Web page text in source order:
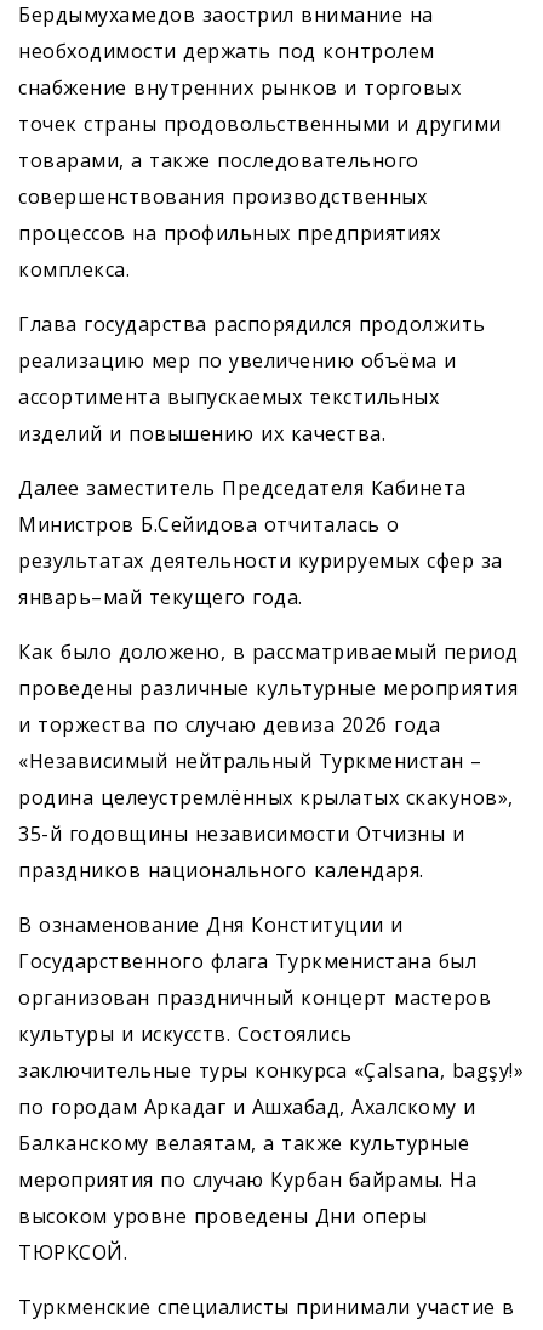
Бердымухамедов заострил внимание на
необходимости держать под контролем
снабжение внутренних рынков и торговых
точек страны продовольственными и другими
товарами, а также последовательного
совершенствования производственных
процессов на профильных предприятиях
комплекса.
Глава государства распорядился продолжить
реализацию мер по увеличению объёма и
ассортимента выпускаемых текстильных
изделий и повышению их качества.
Далее заместитель Председателя Кабинета
Министров Б.Сейидова отчиталась о
результатах деятельности курируемых сфер за
январь–май текущего года.
Как было доложено, в рассматриваемый период
проведены различные культурные мероприятия
и торжества по случаю девиза 2026 года
«Независимый нейтральный Туркменистан –
родина целеустремлённых крылатых скакунов»,
35-й годовщины независимости Отчизны и
праздников национального календаря.
В ознаменование Дня Конституции и
Государственного флага Туркменистана был
организован праздничный концерт мастеров
культуры и искусств. Состоялись
заключительные туры конкурса «Çalsana, bagşy!»
по городам Аркадаг и Ашхабад, Ахалскому и
Балканскому велаятам, а также культурные
мероприятия по случаю Курбан байрамы. На
высоком уровне проведены Дни оперы
ТЮРКСОЙ.
Туркменские специалисты принимали участие в